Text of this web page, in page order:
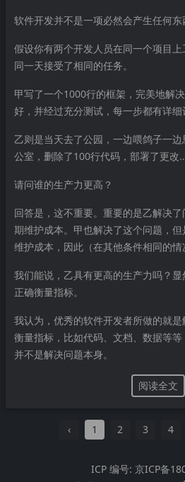
软件开发并不是一项必然会产生任何东
假设你有两个开发人员在同一个项目
同一天接受了相同的任务。
甲写了一个1000行的框架，完美地解
好，并经过充分测试，每一步都有详细
乙则是当天去了公园，一边喂鸽子一
公室，删除了100行代码，部署了更改
请问谁的生产力更高？
回答是，这不重要。重要的是乙解决
期维护成本。甲也解决了这个问题，
维护成本，因此（在其他条件相同的情
我们能说，乙具有更高的生产力吗？
正确衡量指标。
我认为，优秀的软件开发者所做的就
衡量指标，比如代码、文档、数据等等
并不是解决问题本身。
阅读全文
‹ 1 2 3 4
ICP 编号: 京ICP备